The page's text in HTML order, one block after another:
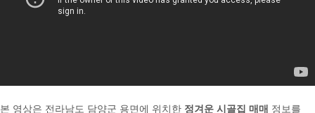
본 영상은 전라남도 담양군 용면에 위치한 정겨운 시골집 매매 정보를